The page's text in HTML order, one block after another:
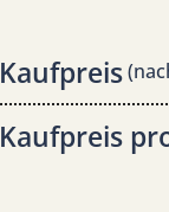
Kaufpreis
Kaufpreis